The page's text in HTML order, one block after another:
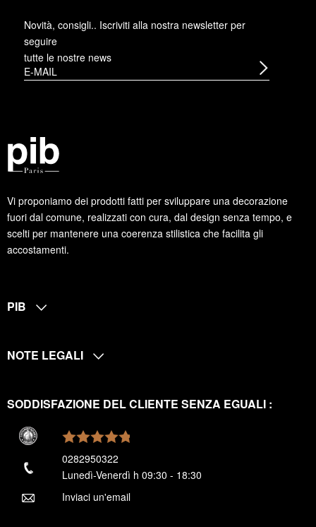
Vi proponiamo dei prodotti fatti per sviluppare una decorazione
fuori dal comune, realizzati con cura, dal design senza tempo, e
scelti per mantenere una coerenza stilistica che facilita gli
accostamenti.
Novità, consigli.. Iscriviti alla nostra newsletter per
seguire
tutte le nostre news
PIB
NOTE LEGALI
SODDISFAZIONE DEL CLIENTE SENZA EGUALI :
0282950322
Lunedì-Venerdì h 09:30 - 18:30
Inviaci un'email